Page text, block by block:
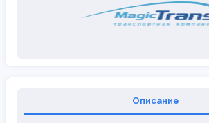
Описание